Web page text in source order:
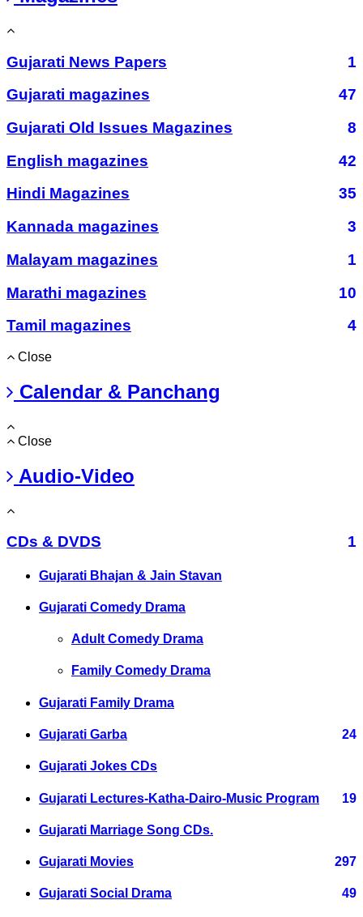
Gujarati News Papers
1
Gujarati magazines
47
Gujarati Old Issues Magazines
8
English magazines
42
Hindi Magazines
35
Kannada magazines
3
Malayam magazines
1
Marathi magazines
10
Tamil magazines
4
Close
Calendar & Panchang
Close
Audio-Video
CDs & DVDS 1
Gujarati Bhajan & Jain Stavan
Gujarati Comedy Drama
Adult Comedy Drama
Family Comedy Drama
Gujarati Family Drama
Gujarati Garba 24
Gujarati Jokes CDs
Gujarati Lectures-Katha-Dairo-Music Program 19
Gujarati Marriage Song CDs.
Gujarati Movies 297
Gujarati Social Drama 49